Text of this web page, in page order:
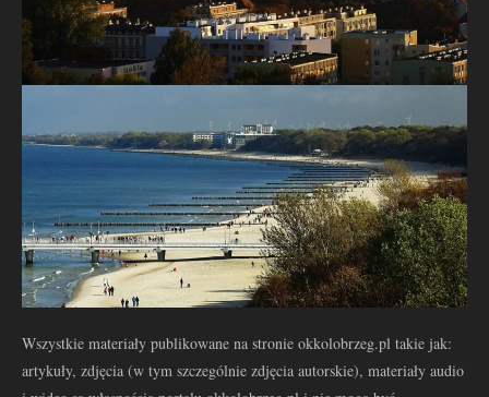
Wszystkie materiały publikowane na stronie okkolobrzeg.pl takie jak:
artykuły, zdjęcia (w tym szczególnie zdjęcia autorskie), materiały audio